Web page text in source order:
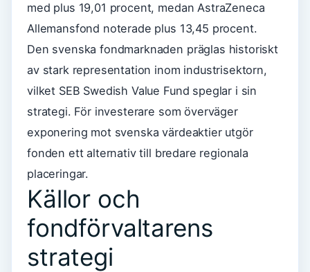
med plus 19,01 procent, medan AstraZeneca
Allemansfond noterade plus 13,45 procent.
Den svenska fondmarknaden präglas historiskt
av stark representation inom industrisektorn,
vilket SEB Swedish Value Fund speglar i sin
strategi. För investerare som överväger
exponering mot svenska värdeaktier utgör
fonden ett alternativ till bredare regionala
placeringar.
Källor och
fondförvaltarens
strategi